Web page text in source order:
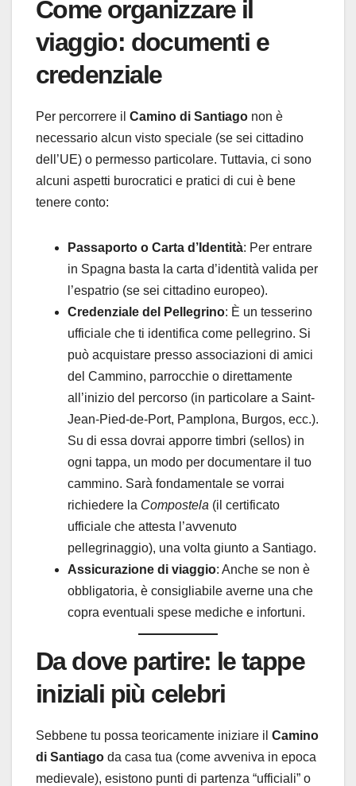
Come organizzare il
viaggio: documenti e
credenziale
Per percorrere il Camino di Santiago non è
necessario alcun visto speciale (se sei cittadino
dell’UE) o permesso particolare. Tuttavia, ci sono
alcuni aspetti burocratici e pratici di cui è bene
tenere conto:
Passaporto o Carta d’Identità: Per entrare
in Spagna basta la carta d’identità valida per
l’espatrio (se sei cittadino europeo).
Credenziale del Pellegrino: È un tesserino
ufficiale che ti identifica come pellegrino. Si
può acquistare presso associazioni di amici
del Cammino, parrocchie o direttamente
all’inizio del percorso (in particolare a Saint-
Jean-Pied-de-Port, Pamplona, Burgos, ecc.).
Su di essa dovrai apporre timbri (sellos) in
ogni tappa, un modo per documentare il tuo
cammino. Sarà fondamentale se vorrai
richiedere la Compostela (il certificato
ufficiale che attesta l’avvenuto
pellegrinaggio), una volta giunto a Santiago.
Assicurazione di viaggio: Anche se non è
obbligatoria, è consigliabile averne una che
copra eventuali spese mediche e infortuni.
Da dove partire: le tappe
iniziali più celebri
Sebbene tu possa teoricamente iniziare il Camino
di Santiago da casa tua (come avveniva in epoca
medievale), esistono punti di partenza “ufficiali” o